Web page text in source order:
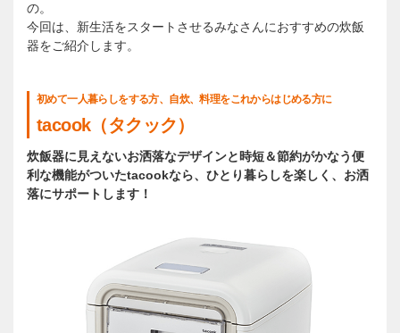
の。
今回は、新生活をスタートさせるみなさんにおすすめの炊飯
器をご紹介します。
初めて一人暮らしをする方、自炊、料理をこれからはじめる方に
tacook（タクック）
炊飯器に見えないお洒落なデザインと時短＆節約がかなう便
利な機能がついたtacookなら、ひとり暮らしを楽しく、お洒
落にサポートします！